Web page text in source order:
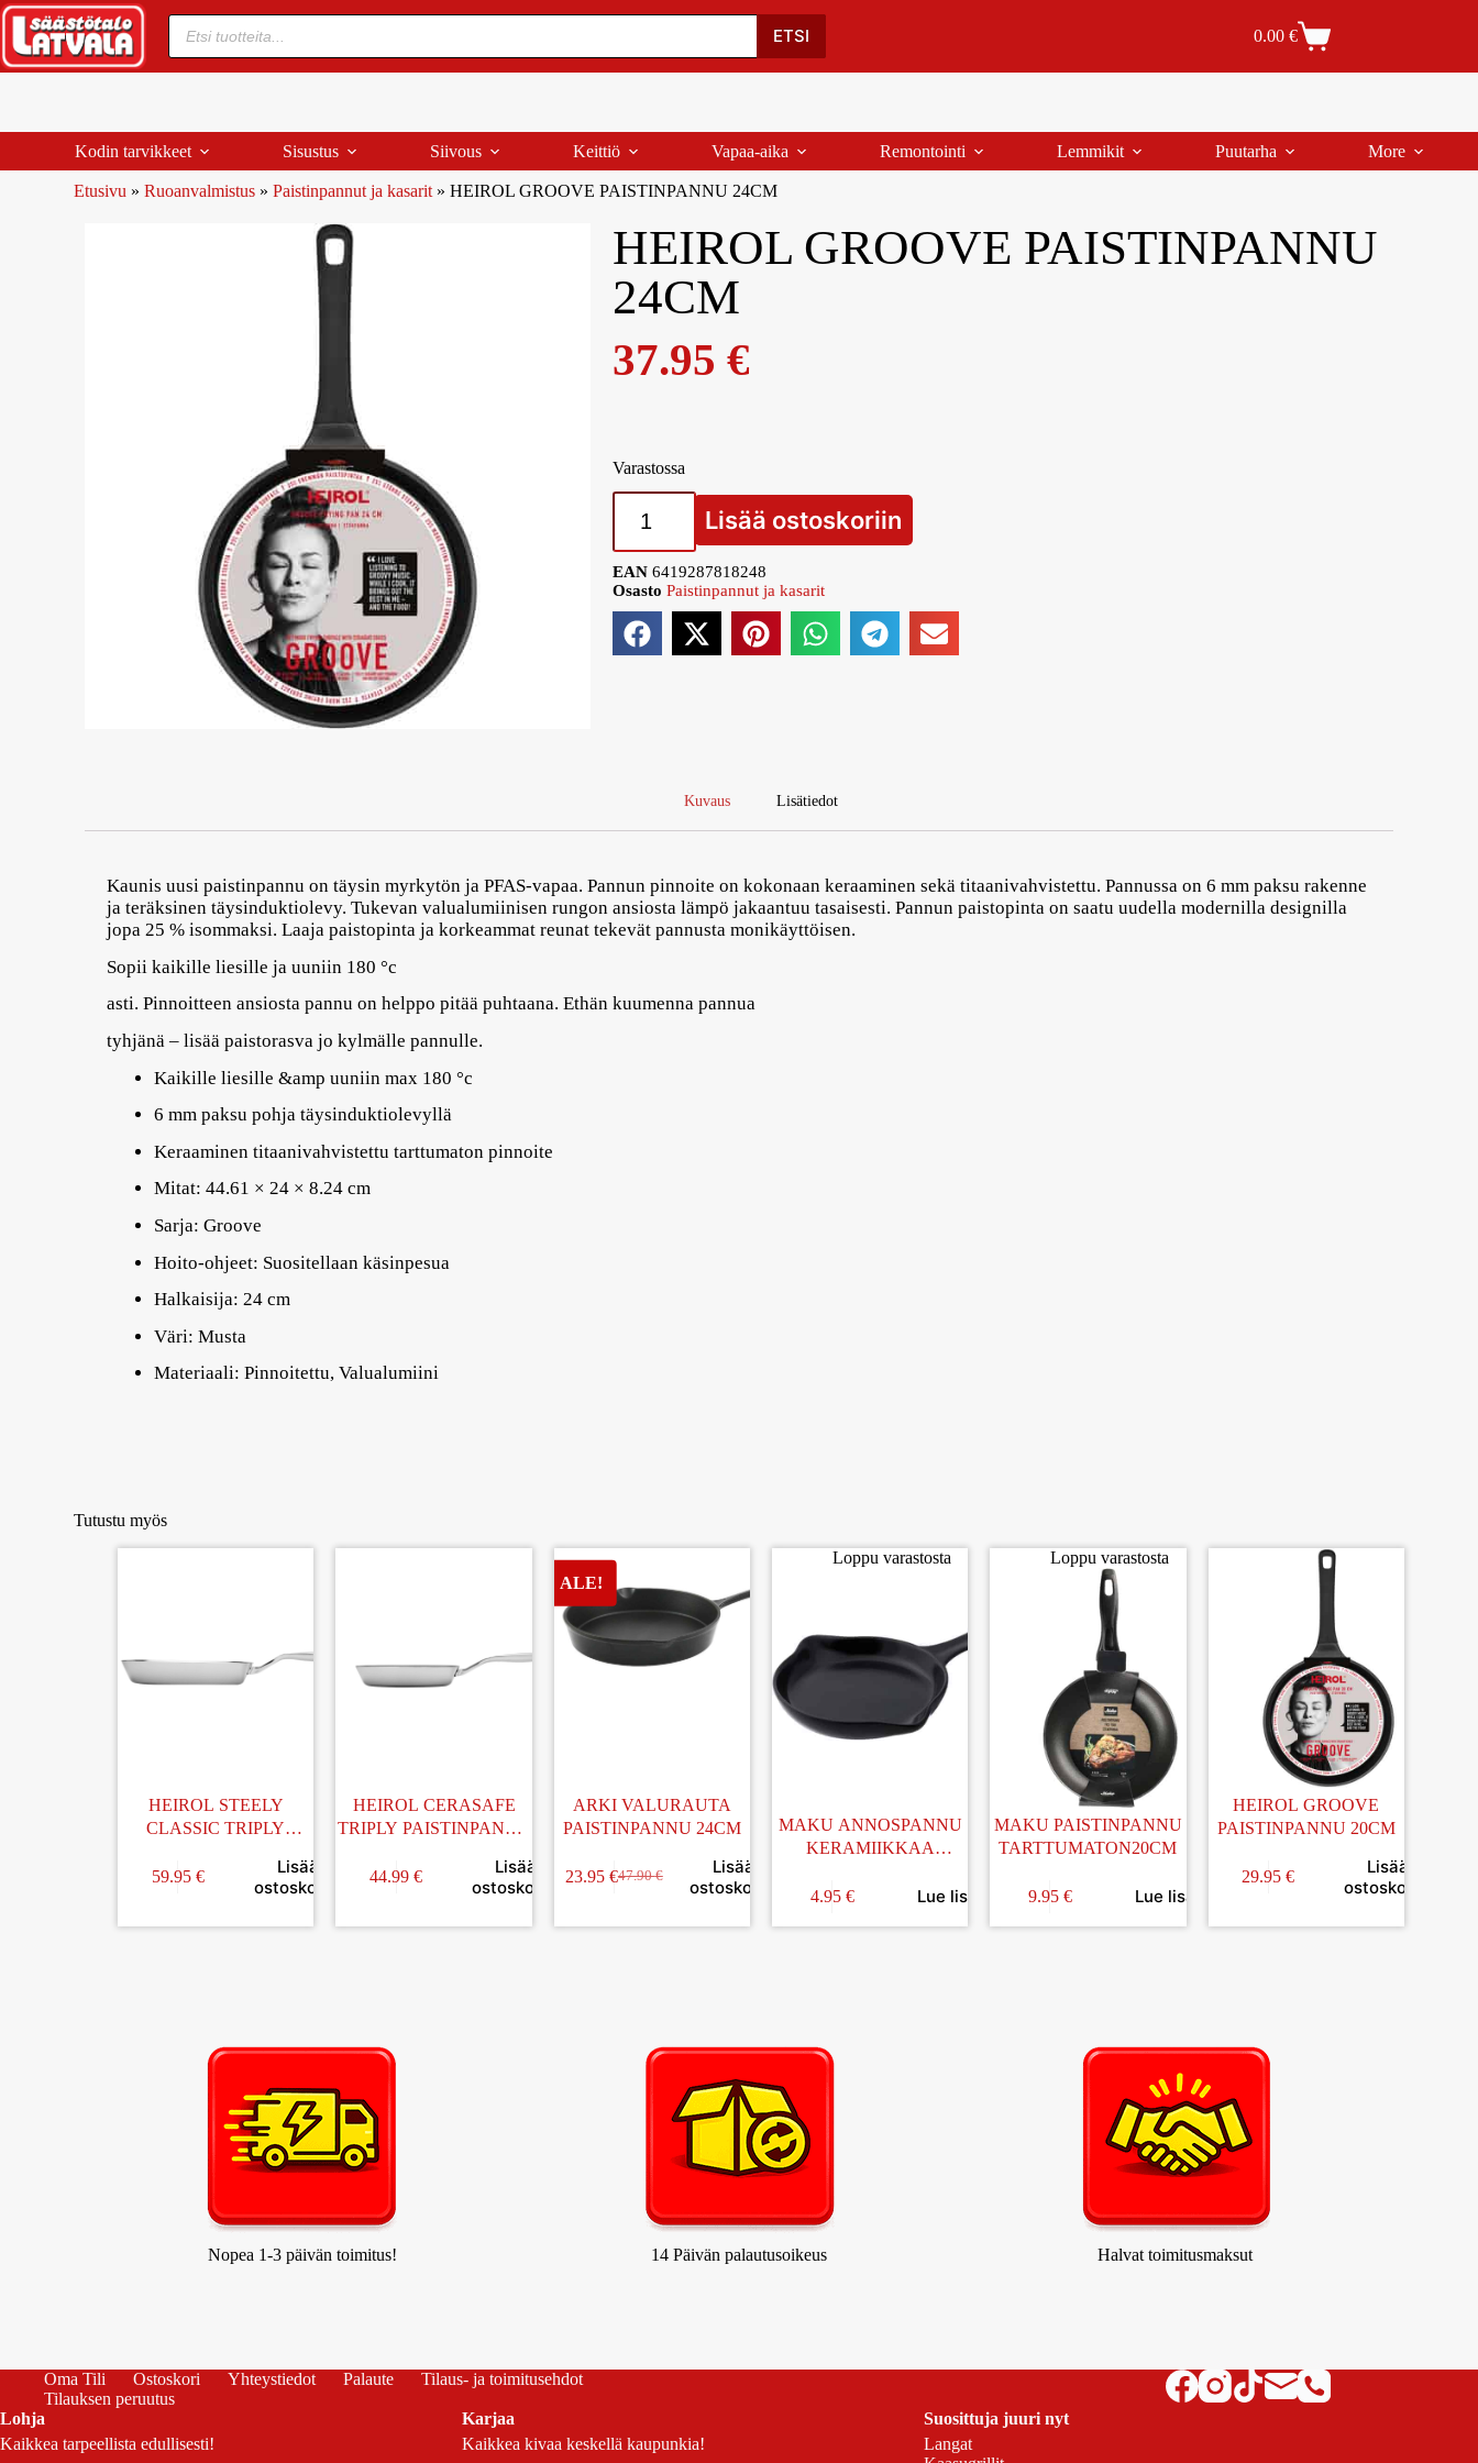
Oma Tili Ostoskori Yhteystiedot Tilauksen peruutus
ETSI 0.00 €
Kodin tarvikkeet Sisustus Siivous Keittiö Vapaa-aika Remontointi Lemmikit Puutarha More
Etusivu » Ruoanvalmistus » Paistinpannut ja kasarit » HEIROL GROOVE PAISTINPANNU 24CM
HEIROL GROOVE PAISTINPANNU
24CM
37.95 €
Varastossa
Lisää ostoskoriin
EAN 6419287818248
Osasto Paistinpannut ja kasarit
Kuvaus Lisätiedot
Kaunis uusi paistinpannu on täysin myrkytön ja PFAS-vapaa. Pannun pinnoite on kokonaan keraaminen sekä titaanivahvistettu. Pannussa on 6 mm paksu rakenne
ja teräksinen täysinduktiolevy. Tukevan valualumiinisen rungon ansiosta lämpö jakaantuu tasaisesti. Pannun paistopinta on saatu uudella modernilla designilla
jopa 25 % isommaksi. Laaja paistopinta ja korkeammat reunat tekevät pannusta monikäyttöisen.
Sopii kaikille liesille ja uuniin 180 °c
asti. Pinnoitteen ansiosta pannu on helppo pitää puhtaana. Ethän kuumenna pannua
tyhjänä – lisää paistorasva jo kylmälle pannulle.
Kaikille liesille &amp uuniin max 180 °c
6 mm paksu pohja täysinduktiolevyllä
Keraaminen titaanivahvistettu tarttumaton pinnoite
Mitat: 44.61 × 24 × 8.24 cm
Sarja: Groove
Hoito-ohjeet: Suositellaan käsinpesua
Halkaisija: 24 cm
Väri: Musta
Materiaali: Pinnoitettu, Valualumiini
Tutustu myös
HEIROL STEELY
CLASSIC TRIPLY
59.95 €
Lisää
ostoskoriin
HEIROL CERASAFE
TRIPLY PAISTINPANNU
44.99€
Lisää
ostoskoriin
ARKI VALURAUTA
PAISTINPANNU 24CM
47.90€
23.95 €
Lisää
ostoskoriin
Loppu varastosta
MAKU ANNOSPANNU
KERAMIIKKAA
4.95 € Lue lisää
Loppu varastosta
MAKU PAISTINPANNU
TARTTUMATON20CM
9.95 € Lue lisää
HEIROL GROOVE
PAISTINPANNU 20CM
29.95€
Lisää
ostoskoriin
Nopea 1-3 päivän toimitus! 14 Päivän palautusoikeus Halvat toimitusmaksut
Oma Tili Ostoskori Yhteystiedot Palaute
Tilaus- ja toimitusehdot
Tilauksen peruutus
Lohja
Kaikkea tarpeellista edullisesti!
Karjaa
Kaikkea kivaa keskellä kaupunkia!
Suosittuja juuri nyt
Langat